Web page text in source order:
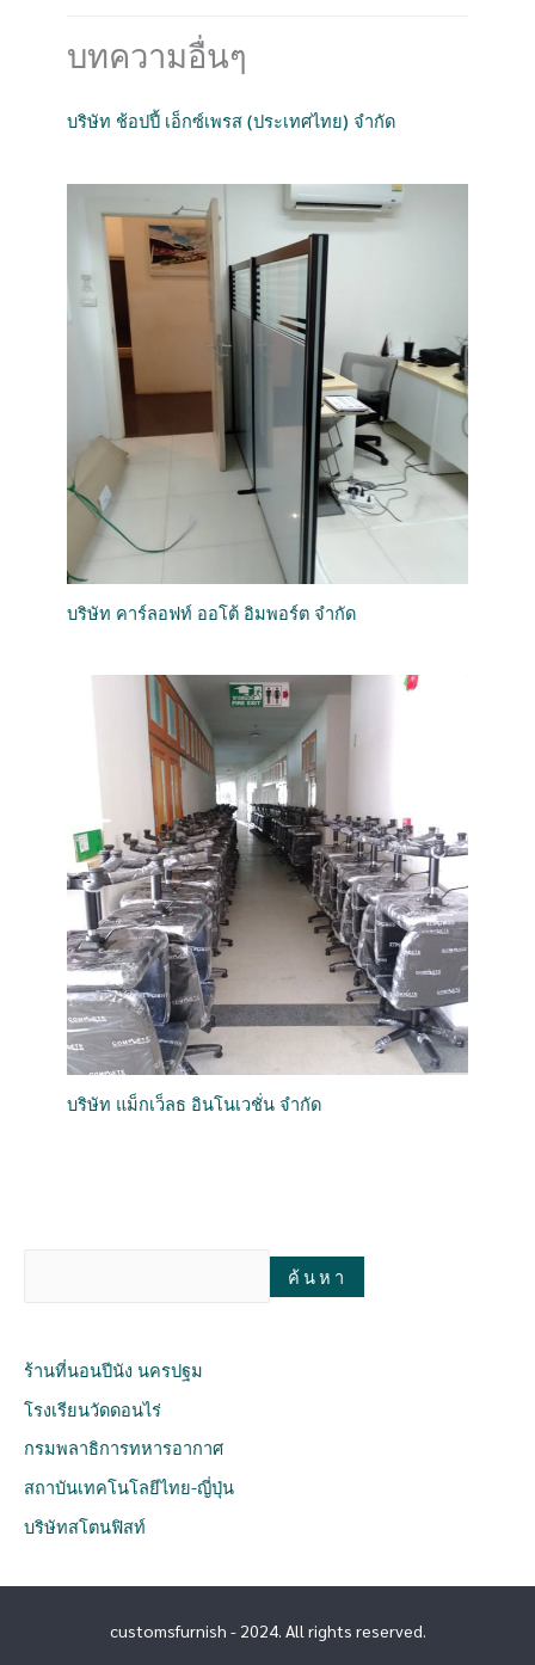
บทความอื่นๆ
บริษัท ช้อปปี้ เอ็กซ์เพรส (ประเทศไทย) จำกัด
บริษัท คาร์ลอฟท์ ออโต้ อิมพอร์ต จำกัด
บริษัท แม็กเว็ลธ อินโนเวชั่น จำกัด
ค้นหา
ร้านที่นอนปีนัง นครปฐม
โรงเรียนวัดดอนไร่
กรมพลาธิการทหารอากาศ
สถาบันเทคโนโลยีไทย-ญี่ปุ่น
บริษัทสโตนฟิสท์
customsfurnish - 2024. All rights reserved.